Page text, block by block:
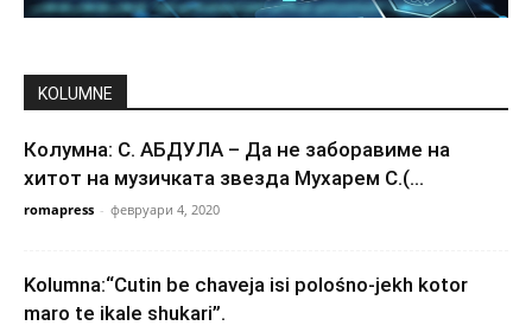
KOLUMNE
Колумна: С. АБДУЛА – Да не заборавиме на
хитот на музичката звезда Мухарем С.(...
romapress - февруари 4, 2020
Kolumna:“Cutin be chaveja isi polośno-jekh kotor
maro te ikale shukari”.